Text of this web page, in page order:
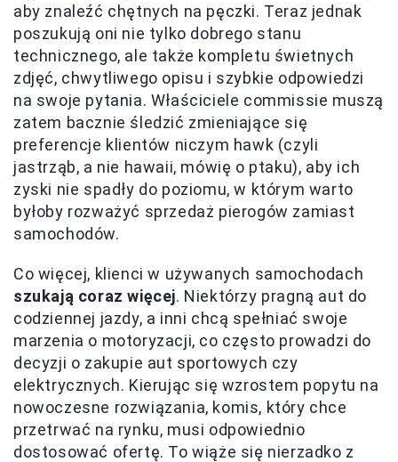
aby znaleźć chętnych na pęczki. Teraz jednak
poszukują oni nie tylko dobrego stanu
technicznego, ale także kompletu świetnych
zdjęć, chwytliwego opisu i szybkie odpowiedzi
na swoje pytania. Właściciele commissie muszą
zatem bacznie śledzić zmieniające się
preferencje klientów niczym hawk (czyli
jastrząb, a nie hawaii, mówię o ptaku), aby ich
zyski nie spadły do poziomu, w którym warto
byłoby rozważyć sprzedaż pierogów zamiast
samochodów.
Co więcej, klienci w używanych samochodach
szukają coraz więcej. Niektórzy pragną aut do
codziennej jazdy, a inni chcą spełniać swoje
marzenia o motoryzacji, co często prowadzi do
decyzji o zakupie aut sportowych czy
elektrycznych. Kierując się wzrostem popytu na
nowoczesne rozwiązania, komis, który chce
przetrwać na rynku, musi odpowiednio
dostosować ofertę. To wiąże się nierzadko z